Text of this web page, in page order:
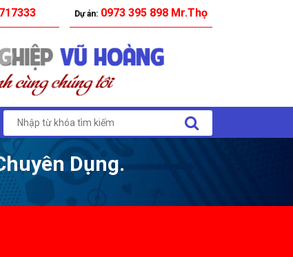
Dự án: 0973 395 898 Mr.Thọ
Dụng.